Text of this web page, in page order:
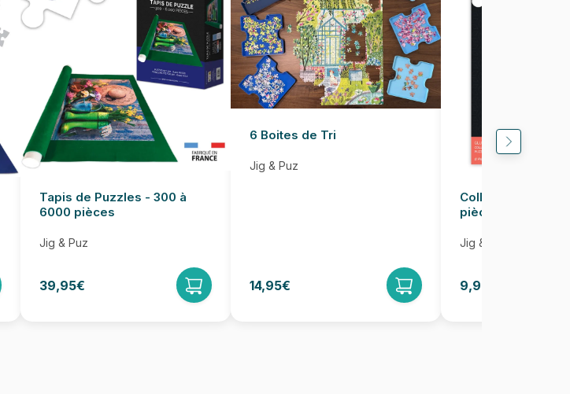
Tapis de Puzzles - 300 à
6000 pièces
Jig & Puz
39,95€
6 Boites de Tri
Jig & Puz
14,95€
Colle pour Puzzle
pièces
Jig & Puz
9,95€